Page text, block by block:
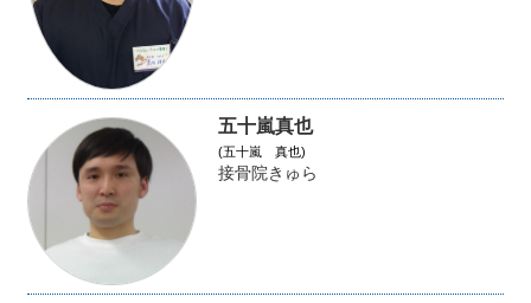
五十嵐真也
(五十嵐 真也)
接骨院きゅら